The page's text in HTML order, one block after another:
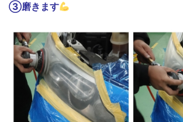
③磨きます